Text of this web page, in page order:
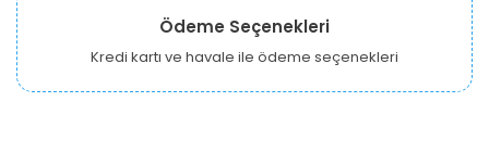
Ödeme Seçenekleri
Kredi kartı ve havale ile ödeme seçenekleri